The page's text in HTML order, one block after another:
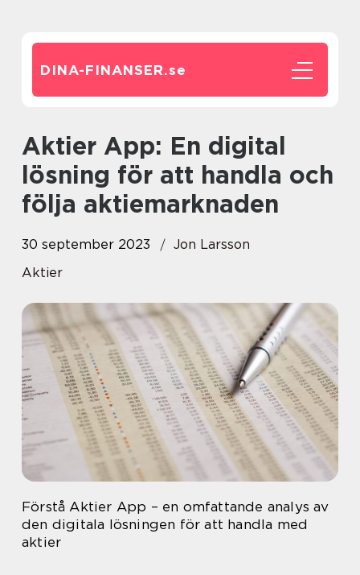
DINA-FINANSER.se
Aktier App: En digital
lösning för att handla och
följa aktiemarknaden
30 september 2023
Jon Larsson
Aktier
Förstå Aktier App – en omfattande analys av
den digitala lösningen för att handla med
aktier